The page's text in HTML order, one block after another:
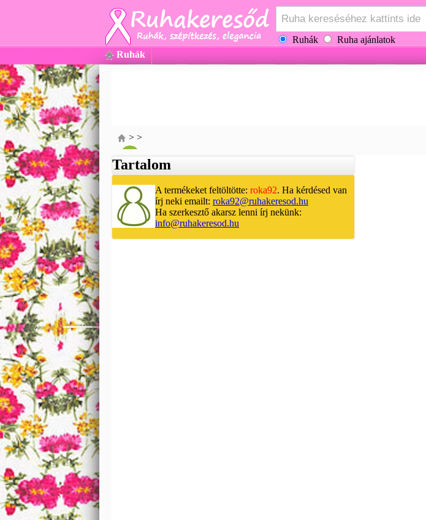
Ruhák Ruha ajánlatok
Ruhák
> >
Tartalom
A termékeket feltöltötte: roka92. Ha kérdésed van
írj neki emailt: roka92@ruhakeresod.hu
Ha szerkesztő akarsz lenni írj nekünk:
info@ruhakeresod.hu